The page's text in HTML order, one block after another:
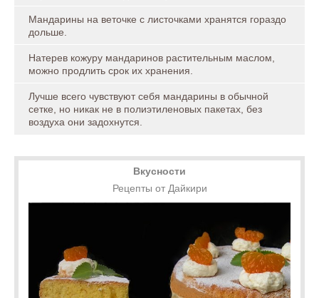
Мандарины на веточке с листочками хранятся гораздо
дольше.
Натерев кожуру мандаринов растительным маслом,
можно продлить срок их хранения.
Лучше всего чувствуют себя мандарины в обычной
сетке, но никак не в полиэтиленовых пакетах, без
воздуха они задохнутся.
Вкусности
Рецепты от Дайкири